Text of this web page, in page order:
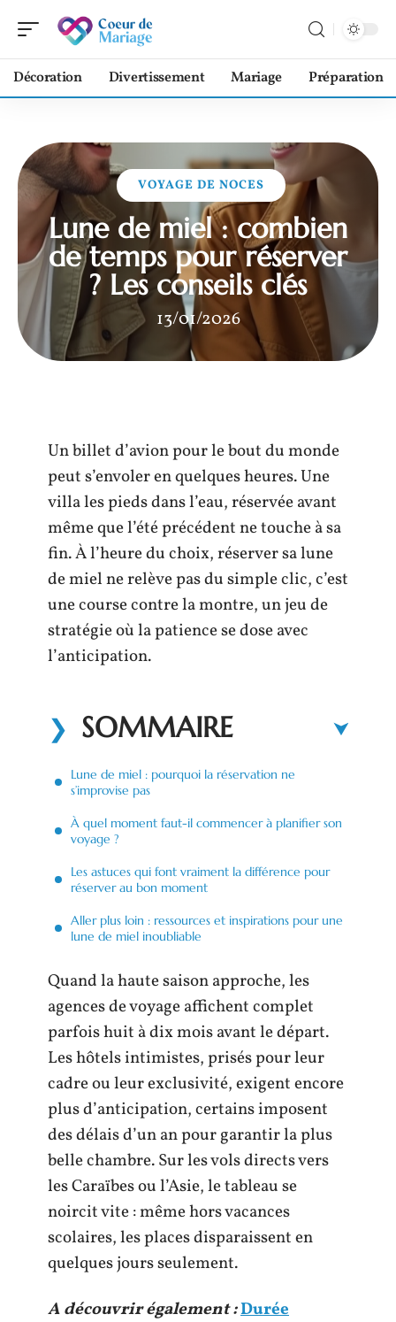
Décoration Divertissement Mariage Préparation
VOYAGE DE NOCES
Lune de miel : combien
de temps pour réserver
? Les conseils clés
13/01/2026
Un billet d’avion pour le bout du monde
peut s’envoler en quelques heures. Une
villa les pieds dans l’eau, réservée avant
même que l’été précédent ne touche à sa
fin. À l’heure du choix, réserver sa lune
de miel ne relève pas du simple clic, c’est
une course contre la montre, un jeu de
stratégie où la patience se dose avec
l’anticipation.
SOMMAIRE
Lune de miel : pourquoi la réservation ne
s’improvise pas
À quel moment faut-il commencer à planifier son
voyage ?
Les astuces qui font vraiment la différence pour
réserver au bon moment
Aller plus loin : ressources et inspirations pour une
lune de miel inoubliable
Quand la haute saison approche, les
agences de voyage affichent complet
parfois huit à dix mois avant le départ.
Les hôtels intimistes, prisés pour leur
cadre ou leur exclusivité, exigent encore
plus d’anticipation, certains imposent
des délais d’un an pour garantir la plus
belle chambre. Sur les vols directs vers
les Caraïbes ou l’Asie, le tableau se
noircit vite : même hors vacances
scolaires, les places disparaissent en
quelques jours seulement.
A découvrir également :Durée